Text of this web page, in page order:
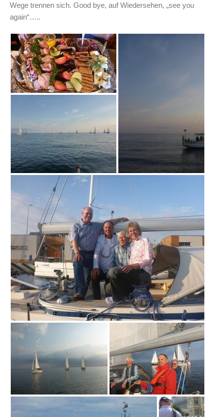
Wege trennen sich. Good bye, auf Wiedersehen, „see you
again“…..